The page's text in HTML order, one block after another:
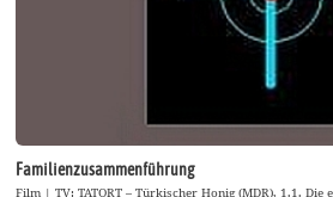
Familienzusammenführung
Film | TV: TATORT – Türkischer Honig (MDR), 1.1. Die